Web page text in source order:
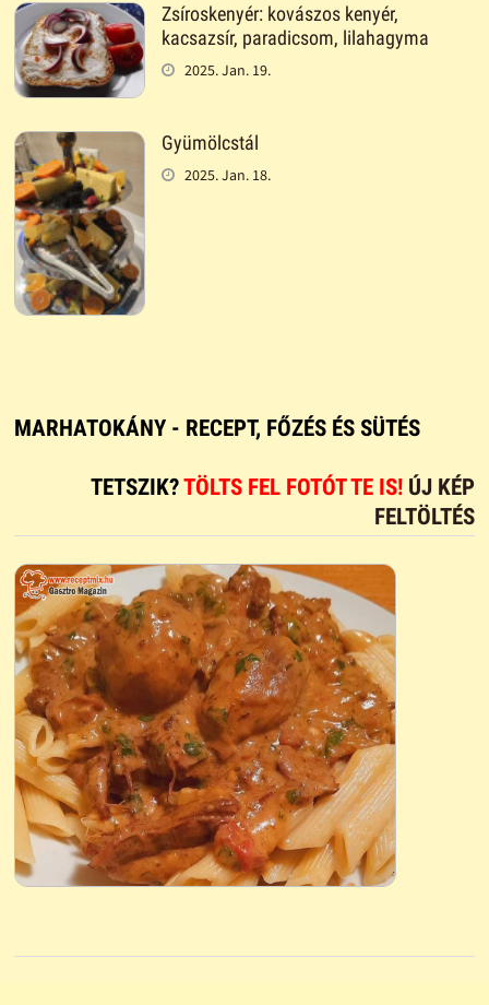
Zsíroskenyér: kovászos kenyér,
kacsazsír, paradicsom, lilahagyma
2025. Jan. 19.
Gyümölcstál
2025. Jan. 18.
MARHATOKÁNY - RECEPT, FŐZÉS ÉS SÜTÉS
TETSZIK?TÖLTS FEL FOTÓT TE IS! ÚJ KÉP
FELTÖLTÉS